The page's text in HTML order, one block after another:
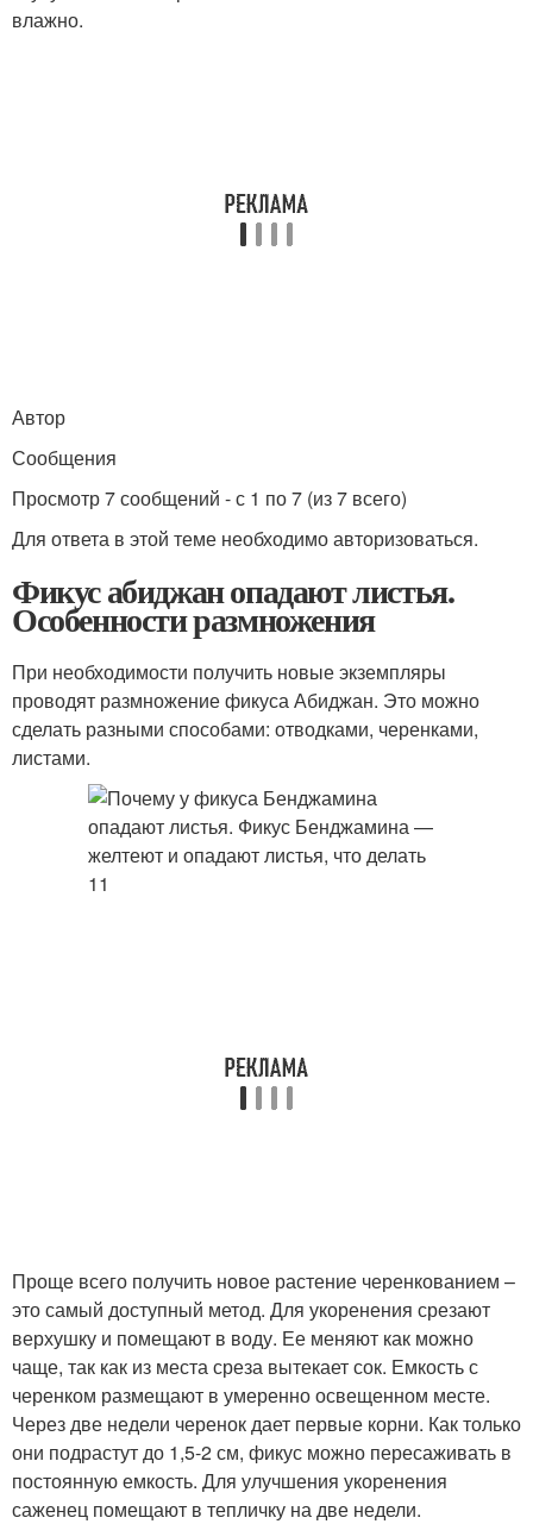
влажно.
Автор
Сообщения
Просмотр 7 сообщений - с 1 по 7 (из 7 всего)
Для ответа в этой теме необходимо авторизоваться.
Фикус абиджан опадают листья.
Особенности размножения
При необходимости получить новые экземпляры
проводят размножение фикуса Абиджан. Это можно
сделать разными способами: отводками, черенками,
листами.
Проще всего получить новое растение черенкованием –
это самый доступный метод. Для укоренения срезают
верхушку и помещают в воду. Ее меняют как можно
чаще, так как из места среза вытекает сок. Емкость с
черенком размещают в умеренно освещенном месте.
Через две недели черенок дает первые корни. Как только
они подрастут до 1,5-2 см, фикус можно пересаживать в
постоянную емкость. Для улучшения укоренения
саженец помещают в тепличку на две недели.